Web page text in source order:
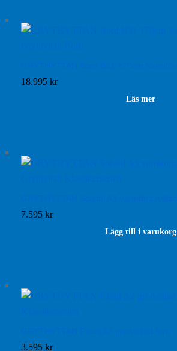
18.995 kr
Läs mer
7.595 kr
Lägg till i varukorg
3.595 kr